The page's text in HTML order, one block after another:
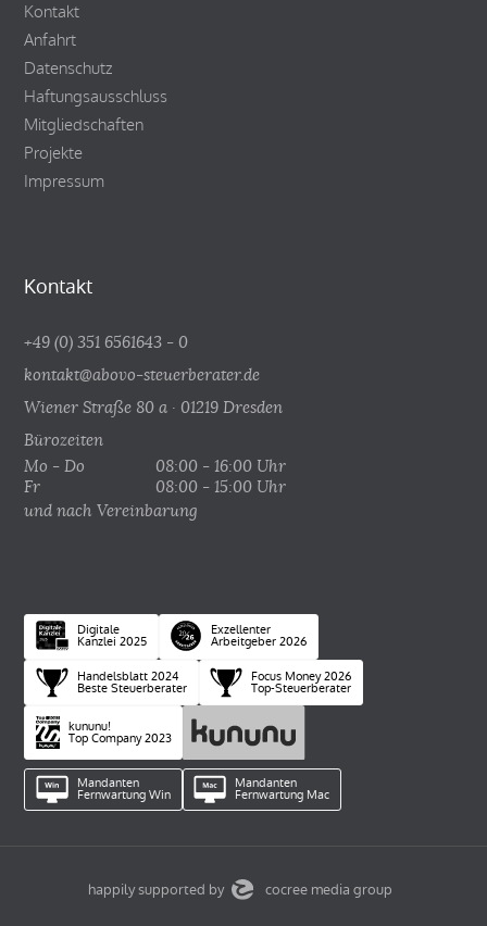
Kontakt
Anfahrt
Datenschutz
Haftungsausschluss
Mitgliedschaften
Projekte
Impressum
Kontakt
+49 (0) 351 6561643 - 0
kontakt@abovo-steuerberater.de
Wiener Straße 80 a · 01219 Dresden
Bürozeiten
Mo - Do
Fr
08:00 - 16:00 Uhr
08:00 - 15:00 Uhr
und nach Vereinbarung
Digitale
Kanzlei 2025
Exzellenter
Arbeitgeber 2026
Handelsblatt 2024
Beste Steuerberater
Focus Money 2026
Top-Steuerberater
kununu!
Top Company 2023
Mandanten
Fernwartung Win
Mandanten
Fernwartung Mac
happily supported by cocree media group